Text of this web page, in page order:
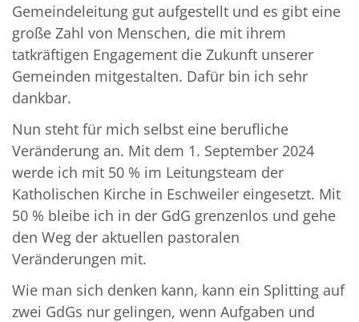
Gemeindeleitung gut aufgestellt und es gibt eine
große Zahl von Menschen, die mit ihrem
tatkräftigen Engagement die Zukunft unserer
Gemeinden mitgestalten. Dafür bin ich sehr
dankbar.
Nun steht für mich selbst eine berufliche
Veränderung an. Mit dem 1. September 2024
werde ich mit 50 % im Leitungsteam der
Katholischen Kirche in Eschweiler eingesetzt. Mit
50 % bleibe ich in der GdG grenzenlos und gehe
den Weg der aktuellen pastoralen
Veränderungen mit.
Wie man sich denken kann, kann ein Splitting auf
zwei GdGs nur gelingen, wenn Aufgaben und